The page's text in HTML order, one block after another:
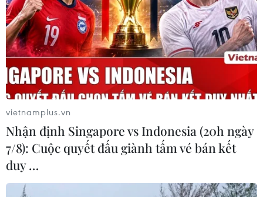
Nghệ sỹ Pháp khám phá âm nhạc Việt
Nam thông qua phim tài liệu
18/09/2021 08:13
Bộ phim “Once upon a bridge in Vietnam” (Ngày xửa
vietnamplus.vn
Nhận định Singapore vs Indonesia (20h ngày
7/8): Cuộc quyết đấu giành tấm vé bán kết
duy …